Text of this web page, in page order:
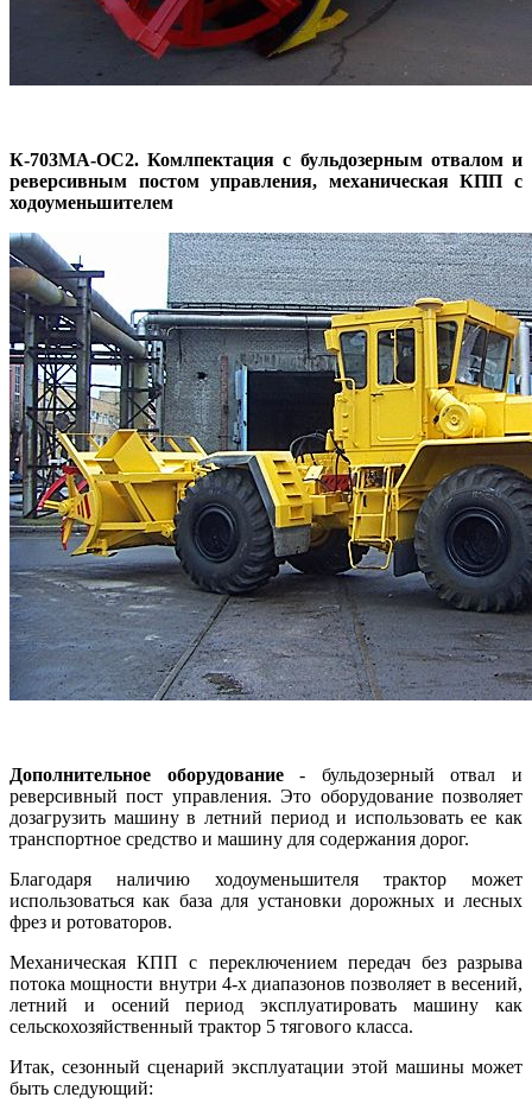
К-703МА-ОС2. Комлпектация с бульдозерным отвалом и
реверсивным постом управления, механическая КПП с
ходоуменьшителем
Дополнительное оборудование- бульдозерный отвал и
реверсивный пост управления. Это оборудование позволяет
дозагрузить машину в летний период и использовать ее как
транспортное средство и машину для содержания дорог.
Благодаря наличию ходоуменьшителя трактор может
использоваться как база для установки дорожных и лесных
фрез и ротоваторов.
Механическая КПП с переключением передач без разрыва
потока мощности внутри 4-х диапазонов позволяет в весений,
летний и осений период эксплуатировать машину как
сельскохозяйственный трактор 5 тягового класса.
Итак, сезонный сценарий эксплуатации этой машины может
быть следующий: